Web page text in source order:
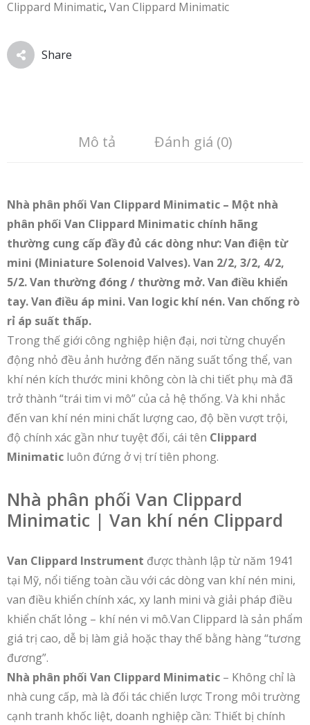
Clippard Minimatic, Van Clippard Minimatic
Share
Mô tả Đánh giá (0)
Nhà phân phối Van Clippard Minimatic – Một nhà
phân phối Van Clippard Minimatic chính hãng
thường cung cấp đầy đủ các dòng như: Van điện từ
mini (Miniature Solenoid Valves). Van 2/2, 3/2, 4/2,
5/2. Van thường đóng / thường mở. Van điều khiển
tay. Van điều áp mini. Van logic khí nén. Van chống rò
rỉ áp suất thấp.
Trong thế giới công nghiệp hiện đại, nơi từng chuyển
động nhỏ đều ảnh hưởng đến năng suất tổng thể, van
khí nén kích thước mini không còn là chi tiết phụ mà đã
trở thành “trái tim vi mô” của cả hệ thống. Và khi nhắc
đến van khí nén mini chất lượng cao, độ bền vượt trội,
độ chính xác gần như tuyệt đối, cái tên Clippard
Minimatic luôn đứng ở vị trí tiên phong.
Nhà phân phối Van Clippard
Minimatic | Van khí nén Clippard
Van Clippard Instrument được thành lập từ năm 1941
tại Mỹ, nổi tiếng toàn cầu với các dòng van khí nén mini,
van điều khiển chính xác, xy lanh mini và giải pháp điều
khiển chất lỏng – khí nén vi mô.Van Clippard là sản phẩm
giá trị cao, dễ bị làm giả hoặc thay thế bằng hàng “tương
đương”.
Nhà phân phối Van Clippard Minimatic – Không chỉ là
nhà cung cấp, mà là đối tác chiến lược Trong môi trường
cạnh tranh khốc liệt, doanh nghiệp cần: Thiết bị chính